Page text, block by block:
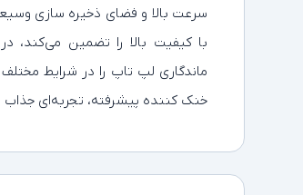
سرعت بالا و فضای ذخیره‌ سازی
ماندگاری لپ‌ تاپ را در شرایط
خنک‌ کننده پیشرفته، تجربه‌ای جذاب